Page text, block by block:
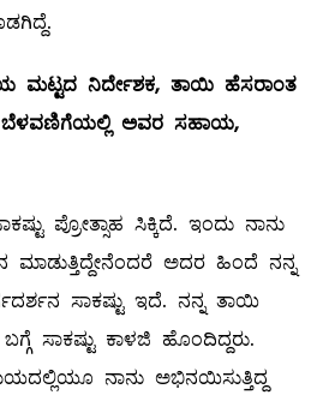
ಮಟ್ಟದ ನಿರ್ದೇಶಕ, ತಾಯಿ ಹೆಸರಾಂತ
ಬೆಳವಣಿಗೆಯಲ್ಲಿ ಅವರ ಸಹಾಯ,
ಪ್ರೋತ್ಸಾಹ ಸಿಕ್ಕಿದೆ. ಇಂದು ನಾನು
ಮಾಡುತ್ತಿದ್ದೇನೆಂದರೆ ಅದರ ಹಿಂದೆ ನನ್ನ
ಸಾಕಷ್ಟು ಇದೆ. ನನ್ನ ತಾಯಿ
ಸಾಕಷ್ಟು ಕಾಳಜಿ ಹೊಂದಿದ್ದರು.
ನಾನು ಅಭಿನಯಿಸುತ್ತಿದ್ದ